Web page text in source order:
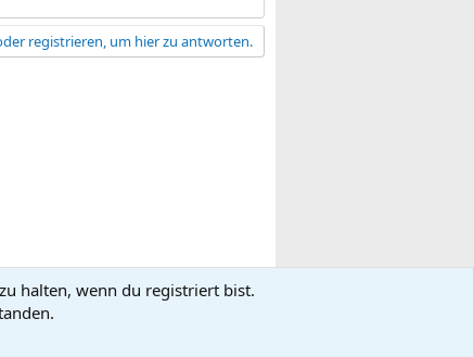
registrieren, um hier zu antworten.
Datenschutz
halten, wenn du registriert bist.